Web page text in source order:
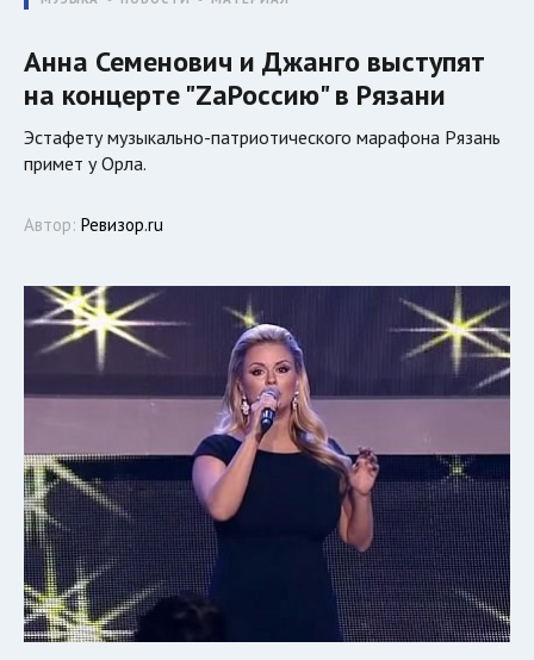
Анна Семенович и Джанго выступят
на концерте "ZaРоссию" в Рязани
Эстафету музыкально-патриотического марафона Рязань
примет у Орла.
Автор: Ревизор.ru